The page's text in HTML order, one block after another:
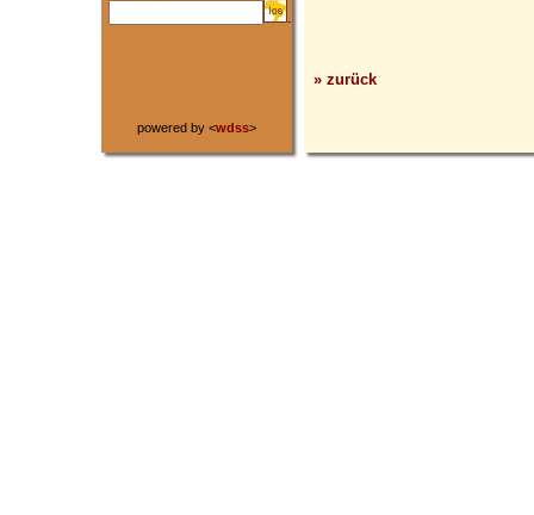
.
powered by <wdss>
» zurück